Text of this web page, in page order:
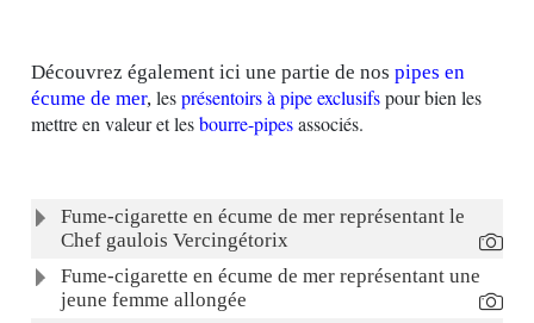
Découvrez également ici une partie de nos pipes en
écume de mer, lesprésentoirs à pipe exclusifspour bien les
mettre en valeur et lesbourre-pipesassociés.
Articles
Titre
Fume-cigarette en écume de mer représentant le
Chef gaulois Vercingétorix
Fume-cigarette en écume de mer représentant une
jeune femme allongée